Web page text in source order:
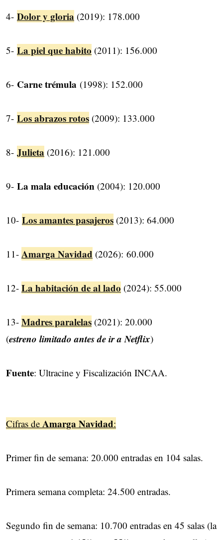
4- Dolor y gloria (2019): 178.000
5- La piel que habito (2011): 156.000
6- Carne trémula (1998): 152.000
7- Los abrazos rotos (2009): 133.000
8- Julieta (2016): 121.000
9- La mala educación (2004): 120.000
10- Los amantes pasajeros (2013): 64.000
11- Amarga Navidad (2026): 60.000
12- La habitación de al lado (2024): 55.000
13- Madres paralelas (2021): 20.000
(estreno limitado antes de ir a Netflix)
Fuente: Ultracine y Fiscalización INCAA.
Cifras de Amarga Navidad:
Primer fin de semana: 20.000 entradas en 104 salas.
Primera semana completa: 24.500 entradas.
Segundo fin de semana: 10.700 entradas en 45 salas (la